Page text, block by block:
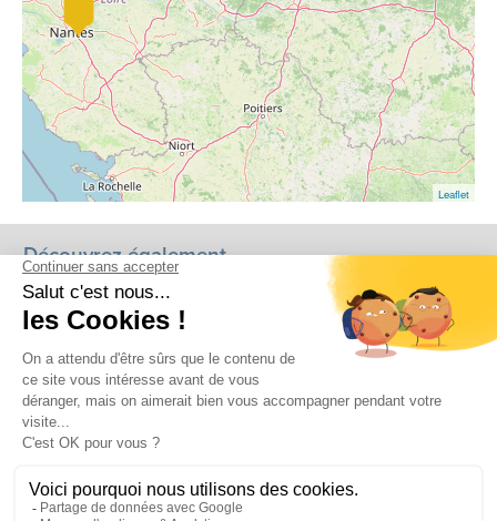
Leaflet
Découvrez également...